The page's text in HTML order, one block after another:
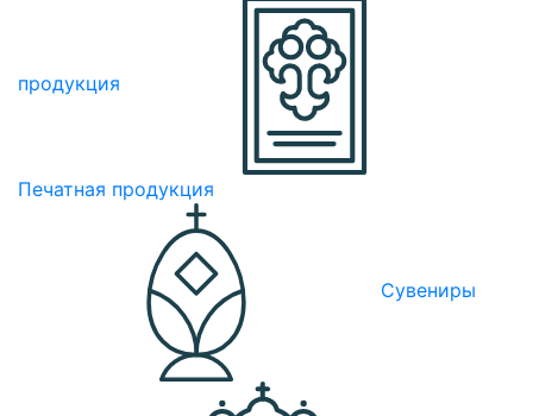
продукция
Печатная продукция
Сувениры